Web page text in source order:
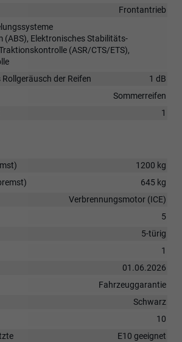
Frontantrieb
(ABS), Elektronisches Stabilitäts-
(ASR/CTS/ETS),
der Reifen
1 dB
Sommerreifen
1
1200 kg
645 kg
Verbrennungsmotor (ICE)
5
5-türig
1
01.06.2026
Fahrzeuggarantie
Schwarz
10
E10 geeignet